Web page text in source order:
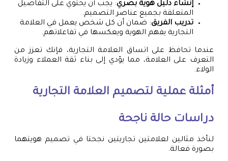
إنشاء دليل هوية بصري: يجب أن يحتوي على التفاصيل
المتعلقة بجميع عناصر التصميم.
تدريب الفريق: ضمان أن كل شخص يعمل في العلامة
التجارية يفهم الهوية ويعكسها في تفاعلاتهم.
عندما تحافظ على اتساق العلامة التجارية، فإنك تعزز من
التعرف على العلامة، مما يؤدي إلى بناء ثقة العملاء وزيادة
الولاء.
أمثلة عملية لتصميم العلامة التجارية
دراسات حالة ناجحة
لنأخذ مثالين لعلامتين تجاريتين نجحتا في تصميم هويتهما
بصورة فعالة.